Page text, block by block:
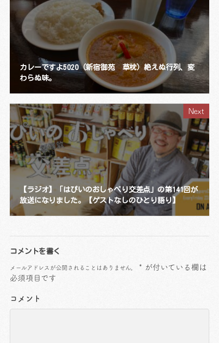
カレーですよ5020（新宿御苑 草枕）絶えぬ行列、変
わらぬ味。
Next
【ラジオ】「はぴいのおしゃべり交差点」の第141回が
放送になりました。【ゲストなしのひとり語り】
コメントを書く
メールアドレスが公開されることはありません。 * が付いている欄は
必須項目です
コメント